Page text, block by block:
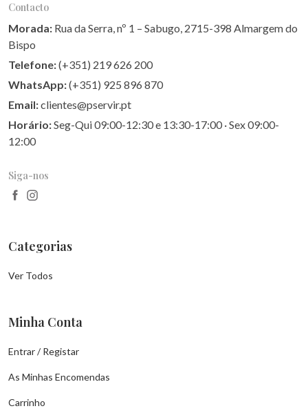
Contacto
Morada: Rua da Serra, nº 1 – Sabugo, 2715-398 Almargem do
Bispo
Telefone:(+351) 219 626 200
WhatsApp:(+351) 925 896 870
Email:clientes@pservir.pt
Horário:Seg-Qui 09:00-12:30 e 13:30-17:00 · Sex 09:00-
12:00
Siga-nos
Categorias
Ver Todos
Minha Conta
Entrar / Registar
As Minhas Encomendas
Carrinho